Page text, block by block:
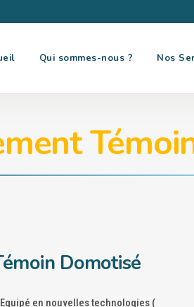
Qui sommes-nous ? Nos
Domotisé
en nouvelles technologies (